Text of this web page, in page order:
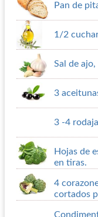
Pan de
1/2
Sal de
3
3 -4
Hojas de
en tiras.
4
cortados